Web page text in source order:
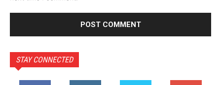
STAY CONNECTED